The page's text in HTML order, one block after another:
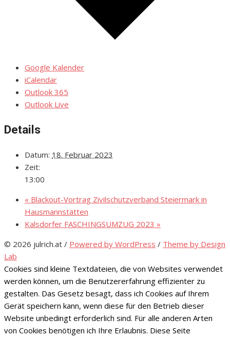
Google Kalender
iCalendar
Outlook 365
Outlook Live
Details
Datum: 18. Februar 2023
Zeit:
13:00
« Blackout-Vortrag Zivilschutzverband Steiermark in
Hausmannstätten
Kalsdorfer FASCHINGSUMZUG 2023 »
© 2026 julrich.at / Powered by WordPress / Theme by Design
Lab
Cookies sind kleine Textdateien, die von Websites verwendet
werden können, um die Benutzererfahrung effizienter zu
gestalten. Das Gesetz besagt, dass ich Cookies auf Ihrem
Gerät speichern kann, wenn diese für den Betrieb dieser
Website unbedingt erforderlich sind. Für alle anderen Arten
von Cookies benötigen ich Ihre Erlaubnis. Diese Seite